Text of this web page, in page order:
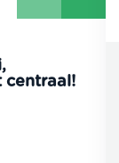
centraal!